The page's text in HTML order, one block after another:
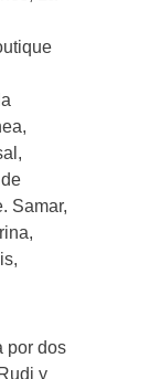
Samar,
por dos
y